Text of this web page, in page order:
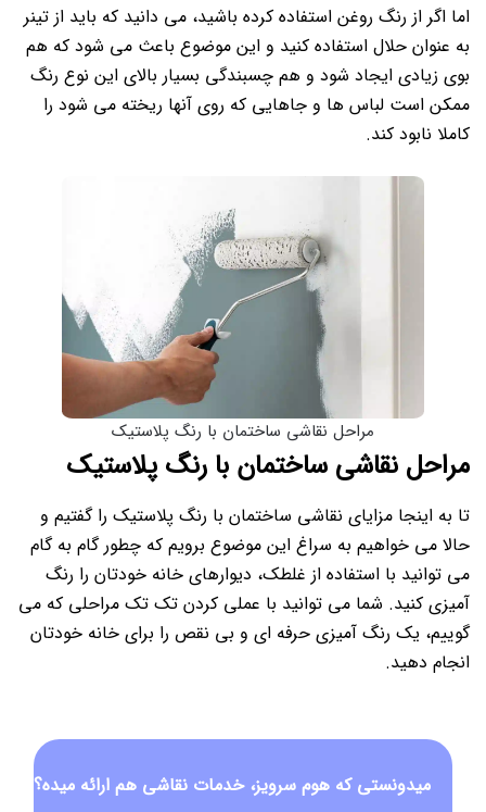
اما اگر از رنگ روغن استفاده کرده باشید، می دانید که باید از تینر
به عنوان حلال استفاده کنید و این موضوع باعث می شود که هم
بوی زیادی ایجاد شود و هم چسبندگی بسیار بالای این نوع رنگ
ممکن است لباس ها و جاهایی که روی آنها ریخته می شود را
کاملا نابود کند.
مراحل نقاشی ساختمان با رنگ پلاستیک
مراحل نقاشی ساختمان با رنگ پلاستیک
تا به اینجا مزایای نقاشی ساختمان با رنگ پلاستیک را گفتیم و
حالا می خواهیم به سراغ این موضوع برویم که چطور گام به گام
می توانید با استفاده از غلطک، دیوارهای خانه خودتان را رنگ
آمیزی کنید. شما می توانید با عملی کردن تک تک مراحلی که می
گوییم، یک رنگ آمیزی حرفه ای و بی نقص را برای خانه خودتان
انجام دهید.
میدونستی که هوم سرویز، خدمات نقاشی هم ارائه میده؟